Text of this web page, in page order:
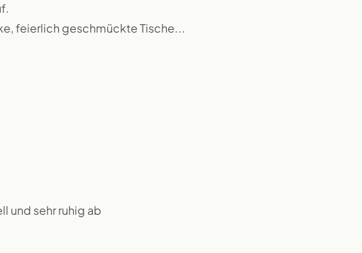
feierlich geschmückte Tische...
und sehr ruhig ab